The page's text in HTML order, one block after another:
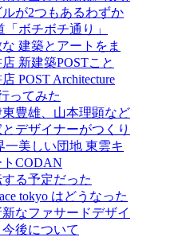
が2つもあるわずか
「ボチボチ通り」
建築とアートをま
新建築POSTこと
POST Architecture
ってみた
豊雄、山本理顕など
デザイナーがつくり
一美しい団地 東雲キ
CODAN
る予定だった
tokyo はどうなった
なファサードデザイ
後について